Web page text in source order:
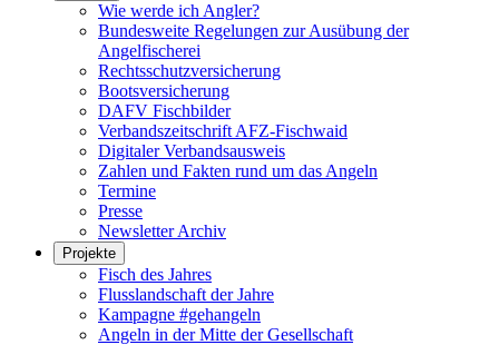
Wie werde ich Angler?
Bundesweite Regelungen zur Ausübung der
Angelfischerei
Rechtsschutzversicherung
Bootsversicherung
DAFV Fischbilder
Verbandszeitschrift AFZ-Fischwaid
Digitaler Verbandsausweis
Zahlen und Fakten rund um das Angeln
Termine
Presse
Newsletter Archiv
Projekte
Fisch des Jahres
Flusslandschaft der Jahre
Kampagne #gehangeln
Angeln in der Mitte der Gesellschaft